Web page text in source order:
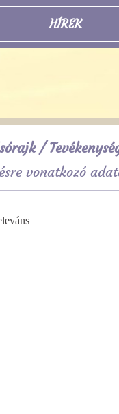
HÍREK
/
vonatkozó